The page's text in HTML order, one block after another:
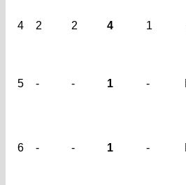
4 2 2 4 1
5 - - 1 -
6 - - 1 -